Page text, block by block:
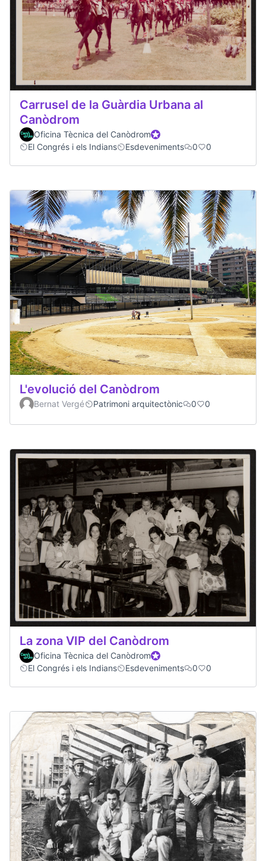
Carrusel de la Guàrdia Urbana al
Canòdrom
Oficina Tècnica del CanòdromOfficial participant
El Congrés i els Indians
Esdeveniments 0 0
L'evolució del Canòdrom
Bernat Vergé Patrimoni arquitectònic 0 0
La zona VIP del Canòdrom
Oficina Tècnica del CanòdromOfficial participant
El Congrés i els Indians
Esdeveniments 0 0